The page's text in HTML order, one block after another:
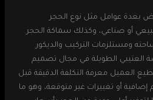
بعدة عوامل مثل نوع الحجر
أو صناعي، وكذلك سماكة الحجر
ومستلزمات التركيب والديكور
العتيبي الطويلة في مجال تصميم
العميل معرفة التكلفة الدقيقة قبل
أو تغييرات غير متوقعة، وهو ما